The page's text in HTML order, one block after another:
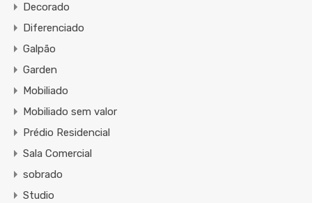
Decorado
Diferenciado
Galpão
Garden
Mobiliado
Mobiliado sem valor
Prédio Residencial
Sala Comercial
sobrado
Studio